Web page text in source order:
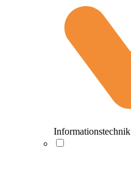
Informationstechnik